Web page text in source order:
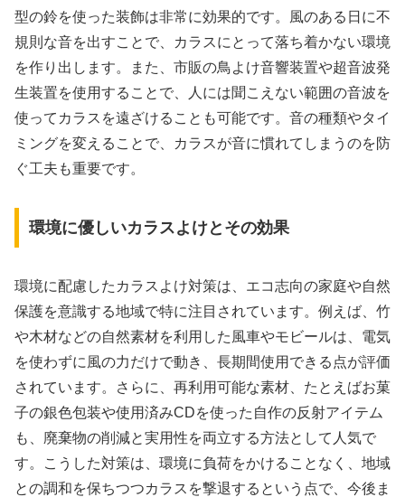
型の鈴を使った装飾は非常に効果的です。風のある日に不
規則な音を出すことで、カラスにとって落ち着かない環境
を作り出します。また、市販の鳥よけ音響装置や超音波発
生装置を使用することで、人には聞こえない範囲の音波を
使ってカラスを遠ざけることも可能です。音の種類やタイ
ミングを変えることで、カラスが音に慣れてしまうのを防
ぐ工夫も重要です。
環境に優しいカラスよけとその効果
環境に配慮したカラスよけ対策は、エコ志向の家庭や自然
保護を意識する地域で特に注目されています。例えば、竹
や木材などの自然素材を利用した風車やモビールは、電気
を使わずに風の力だけで動き、長期間使用できる点が評価
されています。さらに、再利用可能な素材、たとえばお菓
子の銀色包装や使用済みCDを使った自作の反射アイテム
も、廃棄物の削減と実用性を両立する方法として人気で
す。こうした対策は、環境に負荷をかけることなく、地域
との調和を保ちつつカラスを撃退するという点で、今後ま